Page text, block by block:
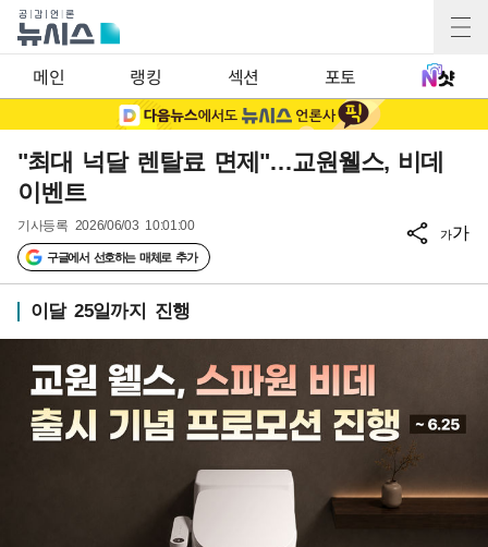
메인 랭킹 섹션 포토
"최대 넉달 렌탈료 면제"…교원웰스, 비데
이벤트
기사등록 2026/06/03 10:01:00
구글에서 선호하는 매체로 추가
가가
이달 25일까지 진행